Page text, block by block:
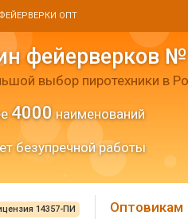
ФЕЙЕРВЕРКИ ОПТ
фейерверков
выбор пиротехники в
4000наименований
безупречной работы
14357-ПИ Оптовикам